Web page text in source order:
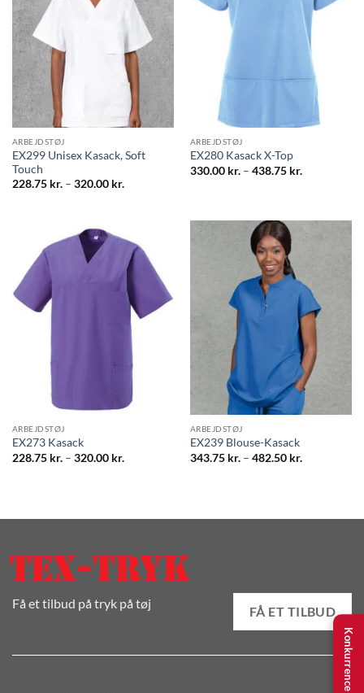
ARBEJDSTØJ
EX299 Unisex Kasack, Soft
Touch
228.75 kr. – 320.00 kr.
ARBEJDSTØJ
EX280 Kasack X-Top
330.00 kr. – 438.75 kr.
ARBEJDSTØJ
EX273 Kasack
228.75 kr. – 320.00 kr.
ARBEJDSTØJ
EX239 Blouse-Kasack
343.75 kr. – 482.50 kr.
Få et tilbud på tryk på tøj
FÅ ET TILBUD
Konkurrence